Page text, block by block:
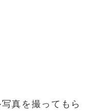
真を撮ってもら